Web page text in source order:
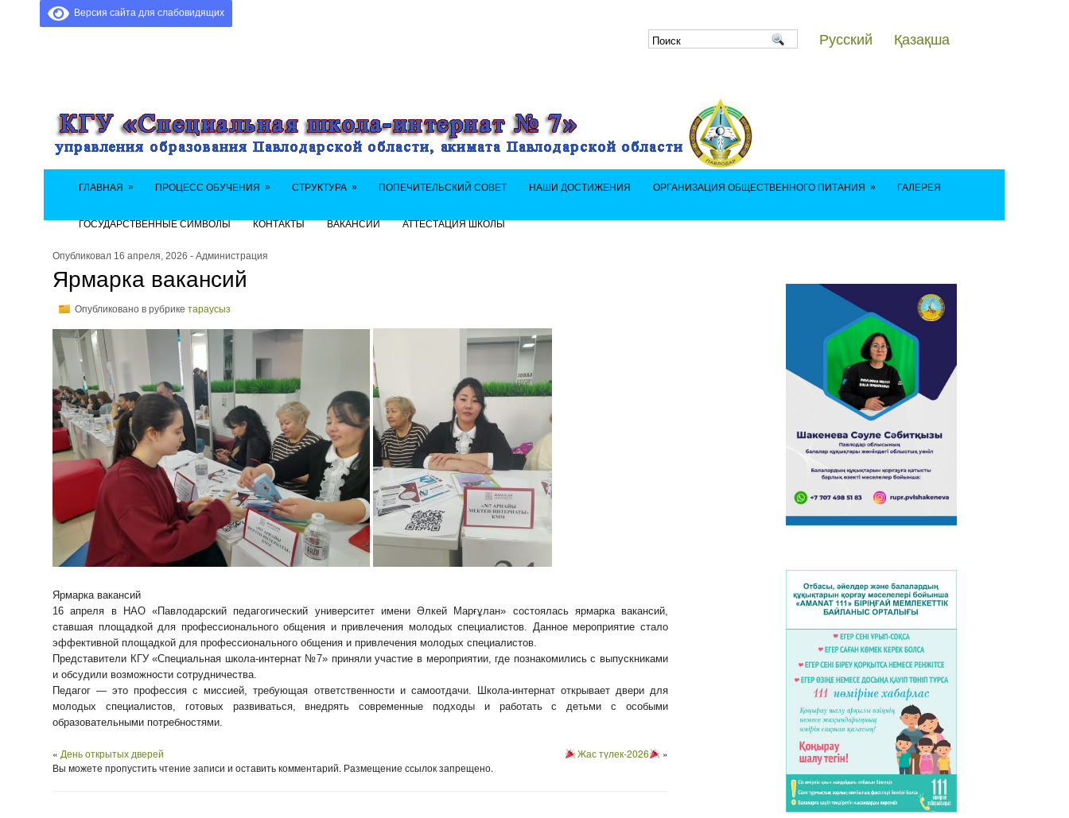
Версия сайта для слабовидящих
Русский Қазақша
ГЛАВНАЯ » ПРОЦЕСС ОБУЧЕНИЯ » СТРУКТУРА » ПОПЕЧИТЕЛЬСКИЙ СОВЕТ НАШИ ДОСТИЖЕНИЯ ОРГАНИЗАЦИЯ ОБЩЕСТВЕННОГО ПИТАНИЯ » ГАЛЕРЕЯ
ГОСУДАРСТВЕННЫЕ СИМВОЛЫ КОНТАКТЫ ВАКАНСИИ АТТЕСТАЦИЯ ШКОЛЫ
Опубликовал 16 апреля, 2026 - Администрация
Ярмарка вакансий
Опубликовано в рубрике тараусыз
Ярмарка вакансий
16 апреля в НАО «Павлодарский педагогический университет имени Әлкей Марғұлан» состоялась ярмарка вакансий,
ставшая площадкой для профессионального общения и привлечения молодых специалистов. Данное мероприятие стало
эффективной площадкой для профессионального общения и привлечения молодых специалистов.
Представители КГУ «Специальная школа-интернат №7» приняли участие в мероприятии, где познакомились с выпускниками
и обсудили возможности сотрудничества.
Педагог — это профессия с миссией, требующая ответственности и самоотдачи. Школа-интернат открывает двери для
молодых специалистов, готовых развиваться, внедрять современные подходы и работать с детьми с особыми
образовательными потребностями.
« День открытых дверей Жас түлек-2026
»
Вы можете пропустить чтение записи и оставить комментарий. Размещение ссылок запрещено.